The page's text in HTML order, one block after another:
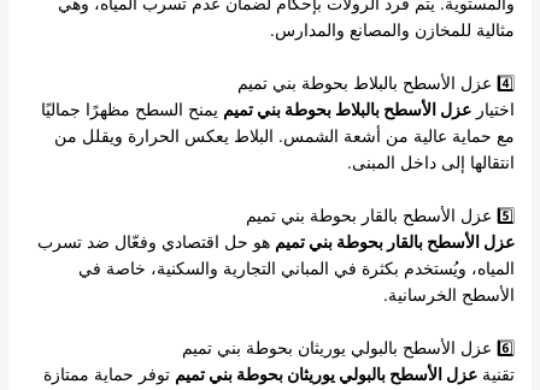
والمستوية. يتم فرد الرولات بإحكام لضمان عدم تسرب المياه، وهي
مثالية للمخازن والمصانع والمدارس.
4️⃣ عزل الأسطح بالبلاط بحوطة بني تميم
اختيارعزل الأسطح بالبلاط بحوطة بني تميم يمنح السطح مظهرًا جماليًا
مع حماية عالية من أشعة الشمس. البلاط يعكس الحرارة ويقلل من
انتقالها إلى داخل المبنى.
5️⃣ عزل الأسطح بالقار بحوطة بني تميم
عزل الأسطح بالقار بحوطة بني تميم هو حل اقتصادي وفعّال ضد تسرب
المياه، ويُستخدم بكثرة في المباني التجارية والسكنية، خاصة في
الأسطح الخرسانية.
6️⃣ عزل الأسطح بالبولي يوريثان بحوطة بني تميم
تقنيةعزل الأسطح بالبولي يوريثان بحوطة بني تميم توفر حماية ممتازة